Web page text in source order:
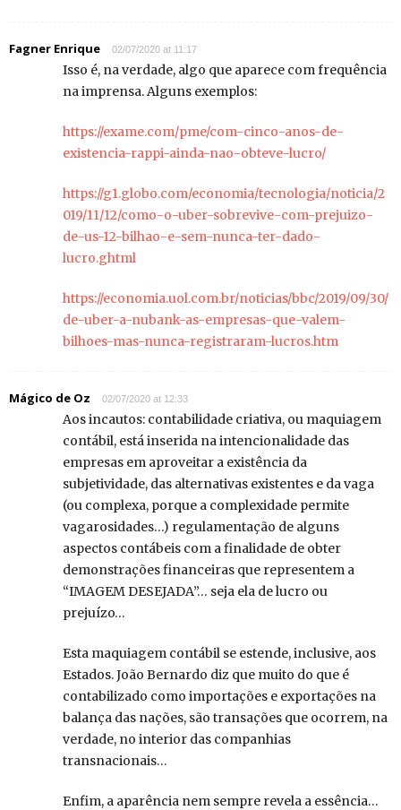
Fagner Enrique 02/07/2020 at 11:17
Isso é, na verdade, algo que aparece com frequência
na imprensa. Alguns exemplos:
https://exame.com/pme/com-cinco-anos-de-
existencia-rappi-ainda-nao-obteve-lucro/
https://g1.globo.com/economia/tecnologia/noticia/2
019/11/12/como-o-uber-sobrevive-com-prejuizo-
de-us-12-bilhao-e-sem-nunca-ter-dado-
lucro.ghtml
https://economia.uol.com.br/noticias/bbc/2019/09/30/
de-uber-a-nubank-as-empresas-que-valem-
bilhoes-mas-nunca-registraram-lucros.htm
Mágico de Oz 02/07/2020 at 12:33
Aos incautos: contabilidade criativa, ou maquiagem
contábil, está inserida na intencionalidade das
empresas em aproveitar a existência da
subjetividade, das alternativas existentes e da vaga
(ou complexa, porque a complexidade permite
vagarosidades…) regulamentação de alguns
aspectos contábeis com a finalidade de obter
demonstrações financeiras que representem a
“IMAGEM DESEJADA”… seja ela de lucro ou
prejuízo…
Esta maquiagem contábil se estende, inclusive, aos
Estados. João Bernardo diz que muito do que é
contabilizado como importações e exportações na
balança das nações, são transações que ocorrem, na
verdade, no interior das companhias
transnacionais…
Enfim, a aparência nem sempre revela a essência…